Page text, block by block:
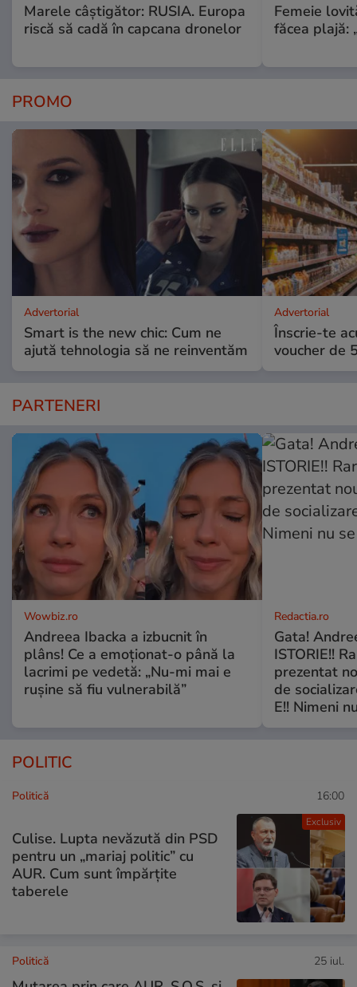
Marele câștigător: RUSIA. Europa
riscă să cadă în capcana dronelor
Femeie
făcea plajă:
PROMO
Advertorial
Smart is the new chic: Cum ne
ajută tehnologia să ne reinventăm
Advertorial
Înscrie-te
voucher de
PARTENERI
Wowbiz.ro
Andreea Ibacka a izbucnit în
plâns! Ce a emoționat-o până la
lacrimi pe vedetă: „Nu-mi mai e
rușine să fiu vulnerabilă”
Redactia.ro
Gata!
ISTORIE!!
prezentat
de
E!! Nimeni
POLITIC
Exclusiv
Politică 16:00
Culise. Lupta nevăzută din PSD
pentru un „mariaj politic” cu
AUR. Cum sunt împărțite
taberele
Politică 25 iul.